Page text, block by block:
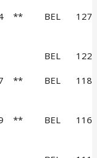
** BEL 127
BEL 122
** BEL 118
** BEL 116